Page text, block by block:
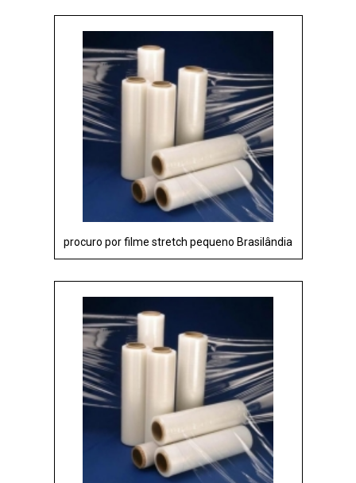
procuro por filme stretch pequeno Brasilândia